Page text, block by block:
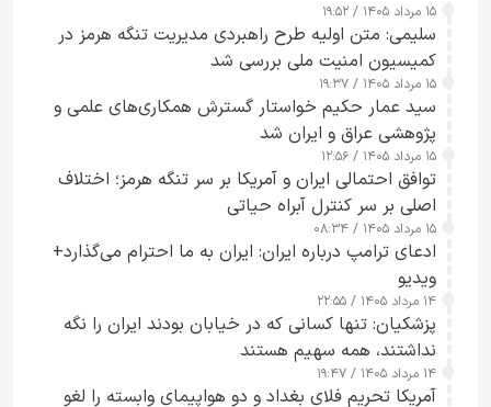
۱۵ مرداد ۱۴۰۵ / ۱۹:۵۲
سلیمی: متن اولیه طرح راهبردی مدیریت تنگه هرمز در
کمیسیون امنیت ملی بررسی شد
۱۵ مرداد ۱۴۰۵ / ۱۹:۳۷
سید عمار حکیم خواستار گسترش همکاری‌های علمی و
پژوهشی عراق و ایران شد
۱۵ مرداد ۱۴۰۵ / ۱۲:۵۶
توافق احتمالی ایران و آمریکا بر سر تنگه هرمز؛ اختلاف
اصلی بر سر کنترل آبراه حیاتی
۱۵ مرداد ۱۴۰۵ / ۰۸:۳۴
ادعای ترامپ درباره ایران: ایران به ما احترام می‌گذارد+
ویدیو
۱۴ مرداد ۱۴۰۵ / ۲۲:۵۵
پزشکیان: تنها کسانی که در خیابان بودند ایران را نگه
نداشتند، همه سهیم هستند
۱۴ مرداد ۱۴۰۵ / ۱۹:۴۷
آمریکا تحریم فلای بغداد و دو هواپیمای وابسته را لغو